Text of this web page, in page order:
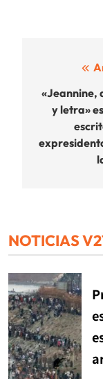
de
«Jeannine,
y letra»
NOTICIAS